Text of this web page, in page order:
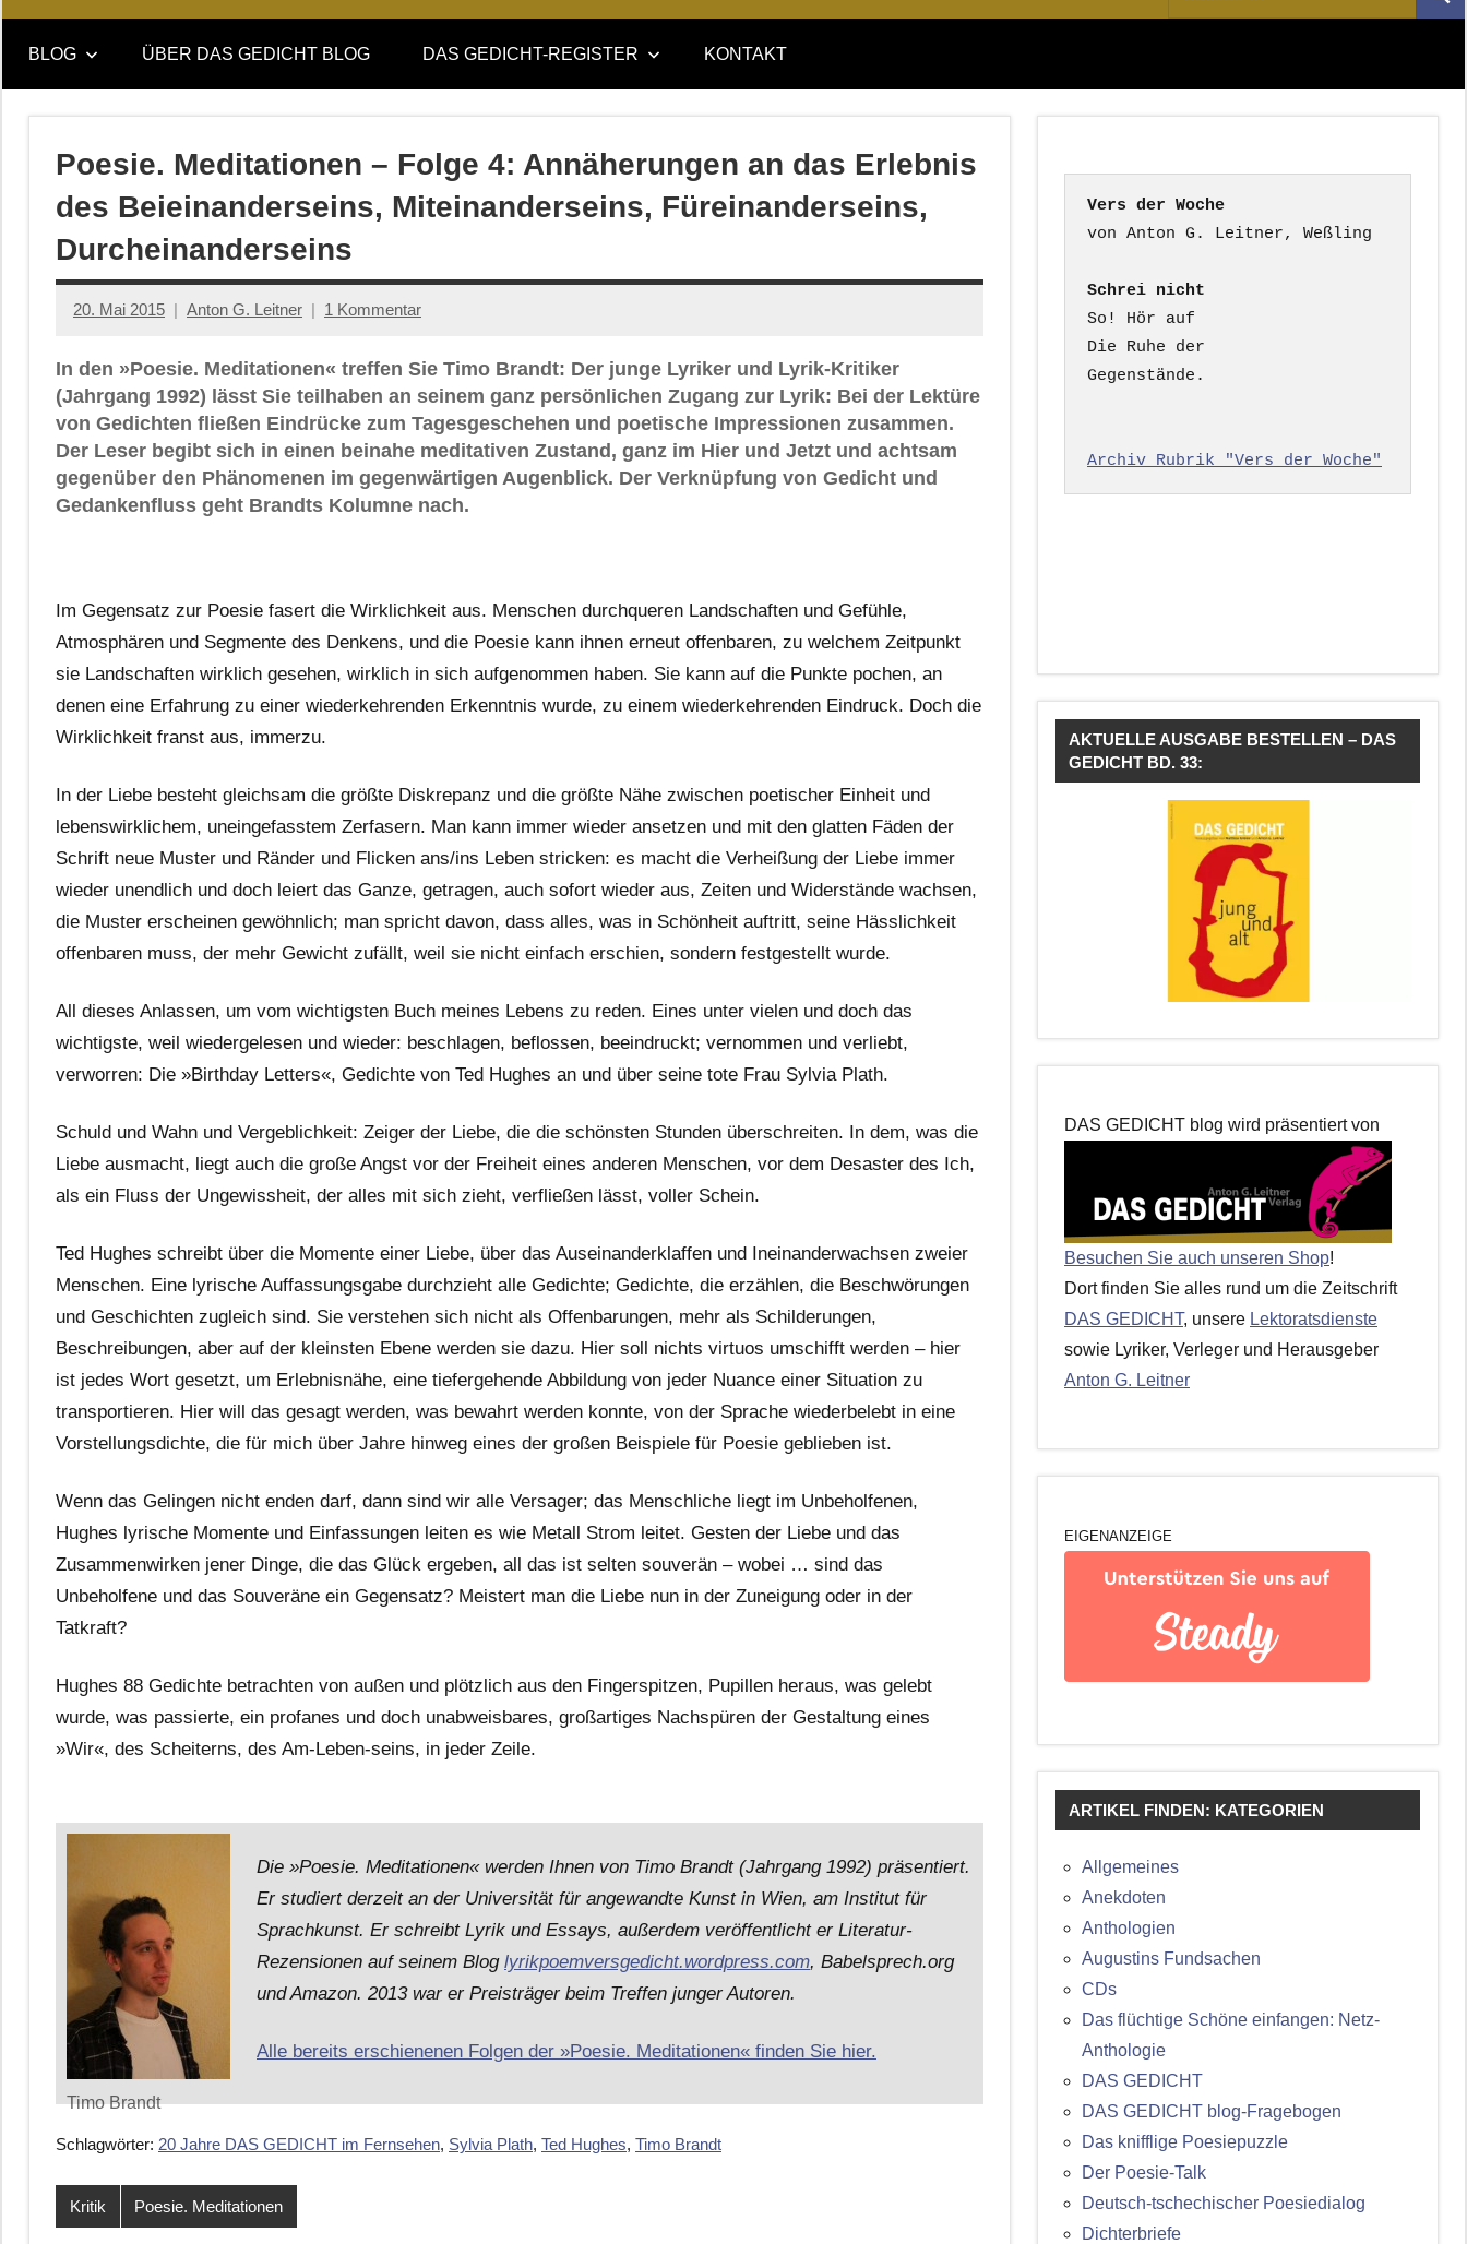
DAS
GEDICHT
blog
DAS
GEDICHT.
Zeitschrift
nach:
BLOG ÜBER DAS GEDICHT BLOG DAS GEDICHT-REGISTER KONTAKT
Poesie. Meditationen – Folge 4: Annäherungen an das Erlebnis
des Beieinanderseins, Miteinanderseins, Füreinanderseins,
Durcheinanderseins
20. Mai 2015 Anton G. Leitner 1 Kommentar
In den »Poesie. Meditationen« treffen Sie Timo Brandt: Der junge Lyriker und Lyrik-Kritiker
(Jahrgang 1992) lässt Sie teilhaben an seinem ganz persönlichen Zugang zur Lyrik: Bei der Lektüre
von Gedichten fließen Eindrücke zum Tagesgeschehen und poetische Impressionen zusammen.
Der Leser begibt sich in einen beinahe meditativen Zustand, ganz im Hier und Jetzt und achtsam
gegenüber den Phänomenen im gegenwärtigen Augenblick. Der Verknüpfung von Gedicht und
Gedankenfluss geht Brandts Kolumne nach.
Im Gegensatz zur Poesie fasert die Wirklichkeit aus. Menschen durchqueren Landschaften und Gefühle,
Atmosphären und Segmente des Denkens, und die Poesie kann ihnen erneut offenbaren, zu welchem Zeitpunkt
sie Landschaften wirklich gesehen, wirklich in sich aufgenommen haben. Sie kann auf die Punkte pochen, an
denen eine Erfahrung zu einer wiederkehrenden Erkenntnis wurde, zu einem wiederkehrenden Eindruck. Doch die
Wirklichkeit franst aus, immerzu.
In der Liebe besteht gleichsam die größte Diskrepanz und die größte Nähe zwischen poetischer Einheit und
lebenswirklichem, uneingefasstem Zerfasern. Man kann immer wieder ansetzen und mit den glatten Fäden der
Schrift neue Muster und Ränder und Flicken ans/ins Leben stricken: es macht die Verheißung der Liebe immer
wieder unendlich und doch leiert das Ganze, getragen, auch sofort wieder aus, Zeiten und Widerstände wachsen,
die Muster erscheinen gewöhnlich; man spricht davon, dass alles, was in Schönheit auftritt, seine Hässlichkeit
offenbaren muss, der mehr Gewicht zufällt, weil sie nicht einfach erschien, sondern festgestellt wurde.
All dieses Anlassen, um vom wichtigsten Buch meines Lebens zu reden. Eines unter vielen und doch das
wichtigste, weil wiedergelesen und wieder: beschlagen, beflossen, beeindruckt; vernommen und verliebt,
verworren: Die »Birthday Letters«, Gedichte von Ted Hughes an und über seine tote Frau Sylvia Plath.
Schuld und Wahn und Vergeblichkeit: Zeiger der Liebe, die die schönsten Stunden überschreiten. In dem, was die
Liebe ausmacht, liegt auch die große Angst vor der Freiheit eines anderen Menschen, vor dem Desaster des Ich,
als ein Fluss der Ungewissheit, der alles mit sich zieht, verfließen lässt, voller Schein.
Ted Hughes schreibt über die Momente einer Liebe, über das Auseinanderklaffen und Ineinanderwachsen zweier
Menschen. Eine lyrische Auffassungsgabe durchzieht alle Gedichte; Gedichte, die erzählen, die Beschwörungen
und Geschichten zugleich sind. Sie verstehen sich nicht als Offenbarungen, mehr als Schilderungen,
Beschreibungen, aber auf der kleinsten Ebene werden sie dazu. Hier soll nichts virtuos umschifft werden – hier
ist jedes Wort gesetzt, um Erlebnisnähe, eine tiefergehende Abbildung von jeder Nuance einer Situation zu
transportieren. Hier will das gesagt werden, was bewahrt werden konnte, von der Sprache wiederbelebt in eine
Vorstellungsdichte, die für mich über Jahre hinweg eines der großen Beispiele für Poesie geblieben ist.
Wenn das Gelingen nicht enden darf, dann sind wir alle Versager; das Menschliche liegt im Unbeholfenen,
Hughes lyrische Momente und Einfassungen leiten es wie Metall Strom leitet. Gesten der Liebe und das
Zusammenwirken jener Dinge, die das Glück ergeben, all das ist selten souverän – wobei … sind das
Unbeholfene und das Souveräne ein Gegensatz? Meistert man die Liebe nun in der Zuneigung oder in der
Tatkraft?
Hughes 88 Gedichte betrachten von außen und plötzlich aus den Fingerspitzen, Pupillen heraus, was gelebt
wurde, was passierte, ein profanes und doch unabweisbares, großartiges Nachspüren der Gestaltung eines
»Wir«, des Scheiterns, des Am-Leben-seins, in jeder Zeile.
Timo Brandt
Die »Poesie. Meditationen« werden Ihnen von Timo Brandt (Jahrgang 1992) präsentiert.
Er studiert derzeit an der Universität für angewandte Kunst in Wien, am Institut für
Sprachkunst. Er schreibt Lyrik und Essays, außerdem veröffentlicht er Literatur-
Rezensionen auf seinem Blog lyrikpoemversgedicht.wordpress.com, Babelsprech.org
und Amazon. 2013 war er Preisträger beim Treffen junger Autoren.
Alle bereits erschienenen Folgen der »Poesie. Meditationen« finden Sie hier.
Schlagwörter: 20 Jahre DAS GEDICHT im Fernsehen, Sylvia Plath, Ted Hughes, Timo Brandt
Kritik Poesie. Meditationen
Vers der Woche
Schrei nicht
So! Hör auf
Die Ruhe der
Gegenstände.
Archiv Rubrik "Vers der Woche"
AKTUELLE AUSGABE BESTELLEN – DAS
GEDICHT BD. 33:
DAS GEDICHT blog wird präsentiert von
Besuchen Sie auch unseren Shop!
Dort finden Sie alles rund um die Zeitschrift
DAS GEDICHT, unsere Lektoratsdienste
sowie Lyriker, Verleger und Herausgeber
Anton G. Leitner
EIGENANZEIGE
ARTIKEL FINDEN: KATEGORIEN
Allgemeines
Anekdoten
Anthologien
Augustins Fundsachen
CDs
Das flüchtige Schöne einfangen: Netz-
Anthologie
DAS GEDICHT
DAS GEDICHT blog-Fragebogen
Das knifflige Poesiepuzzle
Der Poesie-Talk
Deutsch-tschechischer Poesiedialog
Dichterbriefe